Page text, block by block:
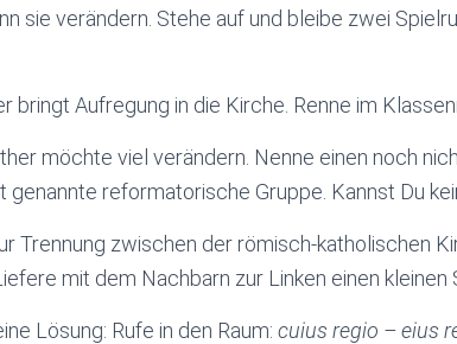
sie verändern. Stehe auf und bleibe zwei
bringt Aufregung in die Kirche. Renne im
möchte viel verändern. Nenne einen noch
genannte reformatorische Gruppe. Kannst Du
Trennung zwischen der römisch-katholischen
mit dem Nachbarn zur Linken einen kleinen
Lösung: Rufe in den Raum: cuius regio – eius